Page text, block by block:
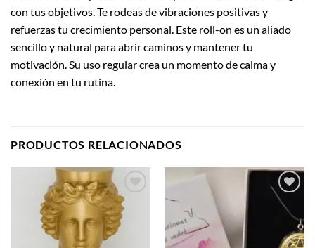
con tus objetivos. Te rodeas de vibraciones positivas y
refuerzas tu crecimiento personal. Este roll-on es un aliado
sencillo y natural para abrir caminos y mantener tu
motivación. Su uso regular crea un momento de calma y
conexión en tu rutina.
PRODUCTOS RELACIONADOS
Añadir
lista de
deseos
Añadir
a la
lista de
deseos